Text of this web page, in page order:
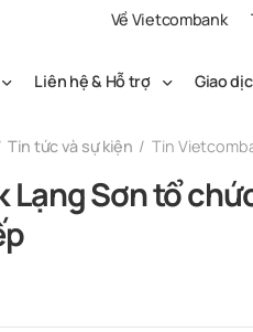
Về Vietcombank
Liên hệ & Hỗ trợ Giao
Tin tức và sự kiện Tin
Lạng Sơn tổ